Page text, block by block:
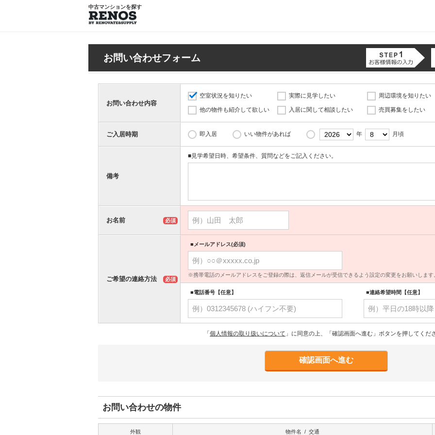
中古マンションを探す
お問い合わせフォーム
お問い合わせ内容
空室状況を知りたい 実際に見学したい 周辺環境を知りたい
他の物件も紹介して欲しい 入居に関して相談したい 売買募集をしたい
ご入居時期 即入居 いい物件があれば 年 月頃
備考
■見学希望日時、希望条件、質問などをご記入ください。
お名前 必須
ご希望の連絡方法 必須
■メールアドレス(必須)
※携帯電話のメールアドレスをご登録の際は、返信メールが受信できるよう設定の変更をお願いします
■電話番号【任意】 ■連絡希望時間【任意】
「 個人情報の取り扱いについて 」に同意の上、「確認画面へ進む」ボタンを押してくだ
お問い合わせの物件
外観 物件名 / 交通